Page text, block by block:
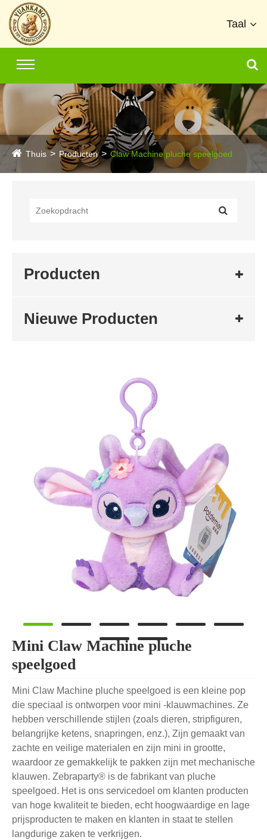
Taal
Thuis Producten Claw Machine pluche speelgoed
Producten
Nieuwe Producten
Mini Claw Machine pluche
speelgoed
Mini Claw Machine pluche speelgoed is een kleine pop
die speciaal is ontworpen voor mini -klauwmachines. Ze
hebben verschillende stijlen (zoals dieren, stripfiguren,
belangrijke ketens, snapringen, enz.), Zijn gemaakt van
zachte en veilige materialen en zijn mini in grootte,
waardoor ze gemakkelijk te pakken zijn met mechanische
klauwen. Zebraparty® is de fabrikant van pluche
speelgoed. Het is ons servicedoel om klanten producten
van hoge kwaliteit te bieden, echt hoogwaardige en lage
prijsproducten te maken en klanten in staat te stellen
langdurige zaken te verkrijgen.